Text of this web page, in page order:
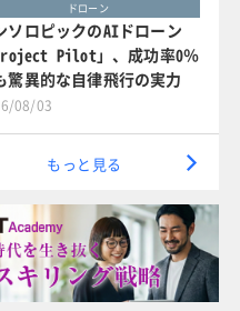
ドローン
ソロピックのAIドローン
Pilot」、成功率0％
驚異的な自律飛行の実力
08/03
もっと見る